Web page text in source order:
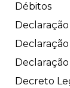
Débitos
Decreto